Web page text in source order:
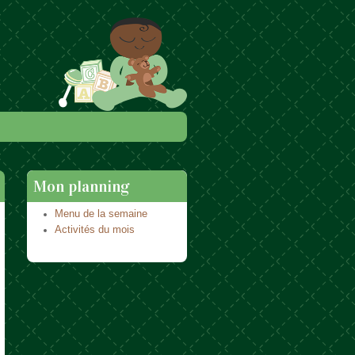
Mon planning
Menu de la semaine
Activités du mois